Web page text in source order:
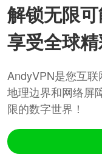
解锁无限可
享受全球精
AndyVPN是您互
地理边界和网络屏
限的数字世界！